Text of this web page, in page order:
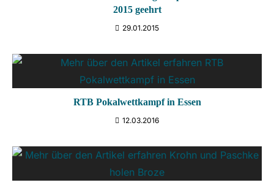
2015 geehrt
29.01.2015
RTB Pokalwettkampf in Essen
12.03.2016